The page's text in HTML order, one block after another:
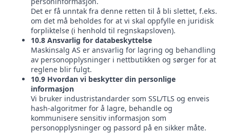
Det er få unntak fra denne retten til å bli slettet, f.eks.
om det må beholdes for at vi skal oppfylle en juridisk
forpliktelse (i henhold til regnskapsloven).
10.8 Ansvarlig for databeskyttelse
Maskinsalg AS er ansvarlig for lagring og behandling
av personopplysninger i nettbutikken og sørger for at
reglene blir fulgt.
10.9 Hvordan vi beskytter din personlige
informasjon
Vi bruker industristandarder som SSL/TLS og enveis
hash-algoritmer for å lagre, behandle og
kommunisere sensitiv informasjon som
personopplysninger og passord på en sikker måte.